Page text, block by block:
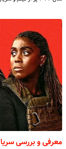
معرفی و بررسی